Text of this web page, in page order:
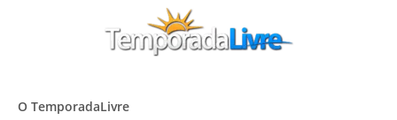
O TemporadaLivre